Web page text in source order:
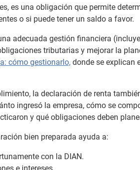
es una obligación que permite
o si puede tener un saldo a favor.
adecuada gestión financiera
tributarias y mejorar la
cómo gestionarlo, donde se explican
la declaración de renta
ingresó la empresa, cómo se
y qué obligaciones deben
bien preparada ayuda a:
con la DIAN.